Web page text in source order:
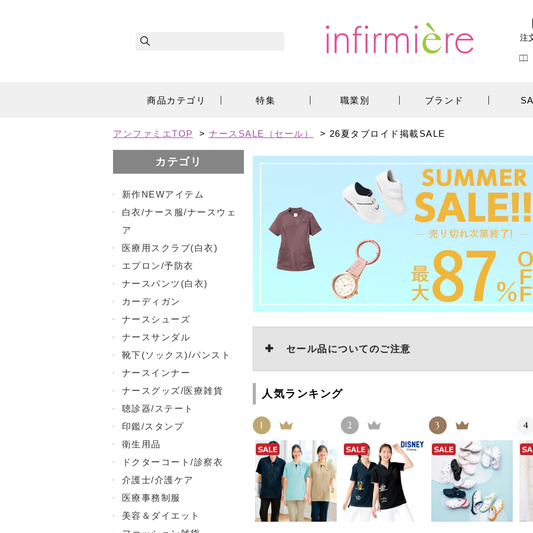
注
商品カテゴリ 特集 職業別 ブランド
アンファミエTOP > ナースSALE（セール） > 26夏タブロイド掲載SALE
カテゴリ
・
新作NEWアイテム
・
白衣/ナース服/ナースウェ
ア
・
医療用スクラブ(白衣)
・
エプロン/予防衣
・
ナースパンツ(白衣)
・
カーディガン
・
ナースシューズ
・
ナースサンダル
・
靴下(ソックス)/パンスト
・
ナースインナー
・
ナースグッズ/医療雑貨
・
聴診器/ステート
・
印鑑/スタンプ
・
衛生用品
・
ドクターコート/診察衣
・
介護士/介護ケア
・
医療事務制服
・
美容＆ダイエット
セール品についてのご注意
人気ランキング
1 2 3 4